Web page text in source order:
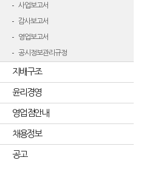
사업보고서
감사보고서
영업보고서
공시정보관리규정
지배구조
윤리경영
영업점안내
채용정보
공고